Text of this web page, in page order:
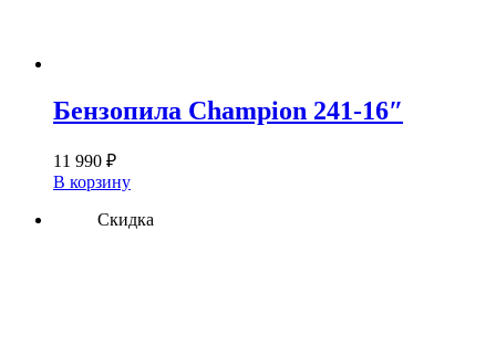
Бензопила Champion 241-16″
11 990 ₽
В корзину
Скидка